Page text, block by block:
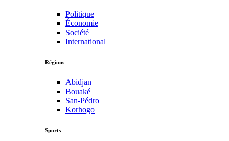
Politique
Économie
Société
International
Régions
Abidjan
Bouaké
San-Pédro
Korhogo
Sports